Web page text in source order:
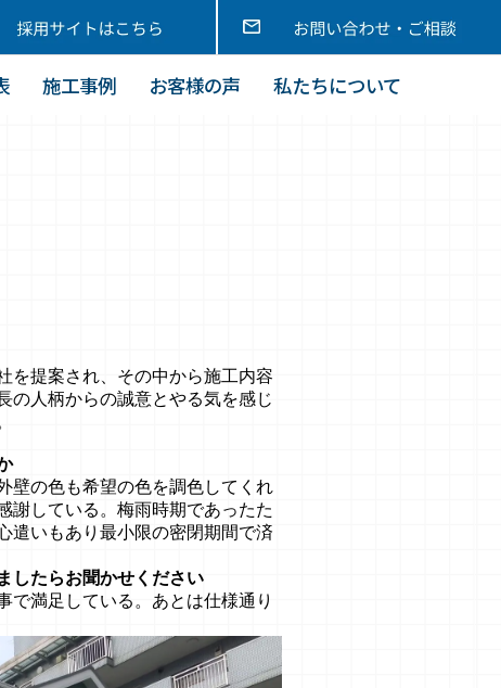
施工事例 お客様の声 私たちについて
を提案され、その中から施工内容
の人柄からの誠意とやる気を感じ
壁の色も希望の色を調色してくれ
謝している。梅雨時期であったた
遣いもあり最小限の密閉期間で済
したらお聞かせください
で満足している。あとは仕様通り